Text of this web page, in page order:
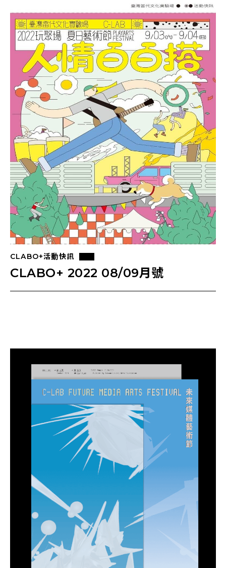
CLABO+活動快訊
CLABO+ 2022 08/09月號